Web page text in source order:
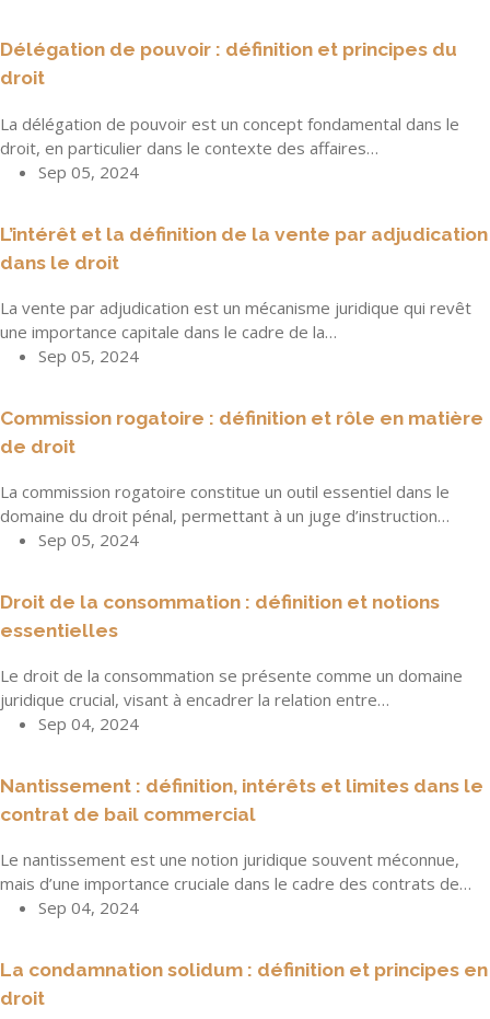
Délégation de pouvoir : définition et principes du
droit
La délégation de pouvoir est un concept fondamental dans le
droit, en particulier dans le contexte des affaires…
Sep 05, 2024
L’intérêt et la définition de la vente par adjudication
dans le droit
La vente par adjudication est un mécanisme juridique qui revêt
une importance capitale dans le cadre de la…
Sep 05, 2024
Commission rogatoire : définition et rôle en matière
de droit
La commission rogatoire constitue un outil essentiel dans le
domaine du droit pénal, permettant à un juge d’instruction…
Sep 05, 2024
Droit de la consommation : définition et notions
essentielles
Le droit de la consommation se présente comme un domaine
juridique crucial, visant à encadrer la relation entre…
Sep 04, 2024
Nantissement : définition, intérêts et limites dans le
contrat de bail commercial
Le nantissement est une notion juridique souvent méconnue,
mais d’une importance cruciale dans le cadre des contrats de…
Sep 04, 2024
La condamnation solidum : définition et principes en
droit